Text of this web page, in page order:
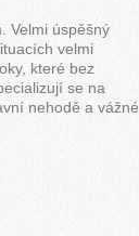
Velmi úspěšný
velmi
které bez
se na
nehodě a vážné